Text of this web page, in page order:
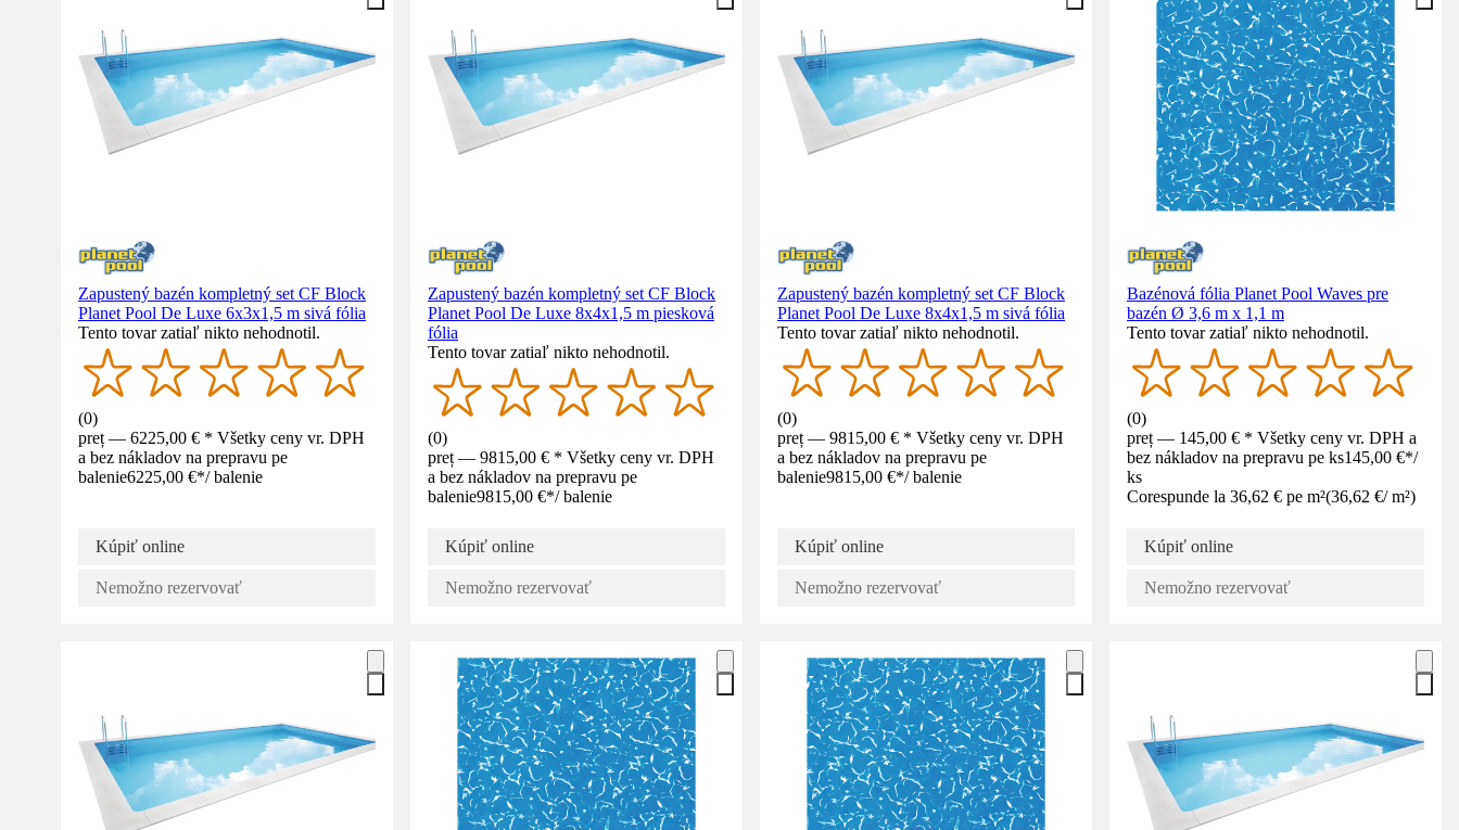
Zapustený bazén kompletný set CF Block
Planet Pool De Luxe 6x3x1,5 m sivá fólia
Tento tovar zatiaľ nikto nehodnotil.
(0)
preț — 6225,00 € * Všetky ceny vr. DPH
a bez nákladov na prepravu pe
balenie6225,00 €*/ balenie
Kúpiť online
Nemožno rezervovať
Zapustený bazén kompletný set CF Block
Planet Pool De Luxe 8x4x1,5 m piesková
fólia
Tento tovar zatiaľ nikto nehodnotil.
(0)
preț — 9815,00 € * Všetky ceny vr. DPH
a bez nákladov na prepravu pe
balenie9815,00 €*/ balenie
Kúpiť online
Nemožno rezervovať
Zapustený bazén kompletný set CF Block
Planet Pool De Luxe 8x4x1,5 m sivá fólia
Tento tovar zatiaľ nikto nehodnotil.
(0)
preț — 9815,00 € * Všetky ceny vr. DPH
a bez nákladov na prepravu pe
balenie9815,00 €*/ balenie
Kúpiť online
Nemožno rezervovať
Bazénová fólia Planet Pool Waves pre
bazén Ø 3,6 m x 1,1 m
Tento tovar zatiaľ nikto nehodnotil.
(0)
preț — 145,00 € * Všetky ceny vr. DPH a
bez nákladov na prepravu pe ks145,00 €*/
ks
Corespunde la 36,62 € pe m²(36,62 €/ m²)
Kúpiť online
Nemožno rezervovať